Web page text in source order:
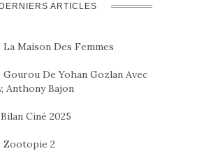
DERNIERS ARTICLES
Maison Des Femmes
De Yohan Gozlan Avec
Anthony Bajon
Ciné 2025
Zootopie 2